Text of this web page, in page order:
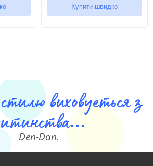
Купити швидко
виховуеться з
Den-Dan.